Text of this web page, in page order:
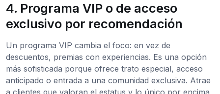
4. Programa VIP o de acceso
exclusivo por recomendación
Un programa VIP cambia el foco: en vez de
descuentos, premias con experiencias. Es una opción
más sofisticada porque ofrece trato especial, acceso
anticipado o entrada a una comunidad exclusiva. Atrae
a clientes que valoran el estatus y lo único por encima